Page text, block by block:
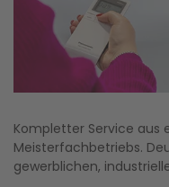
Kompletter Service aus
Meisterfachbetriebs.
gewerblichen,